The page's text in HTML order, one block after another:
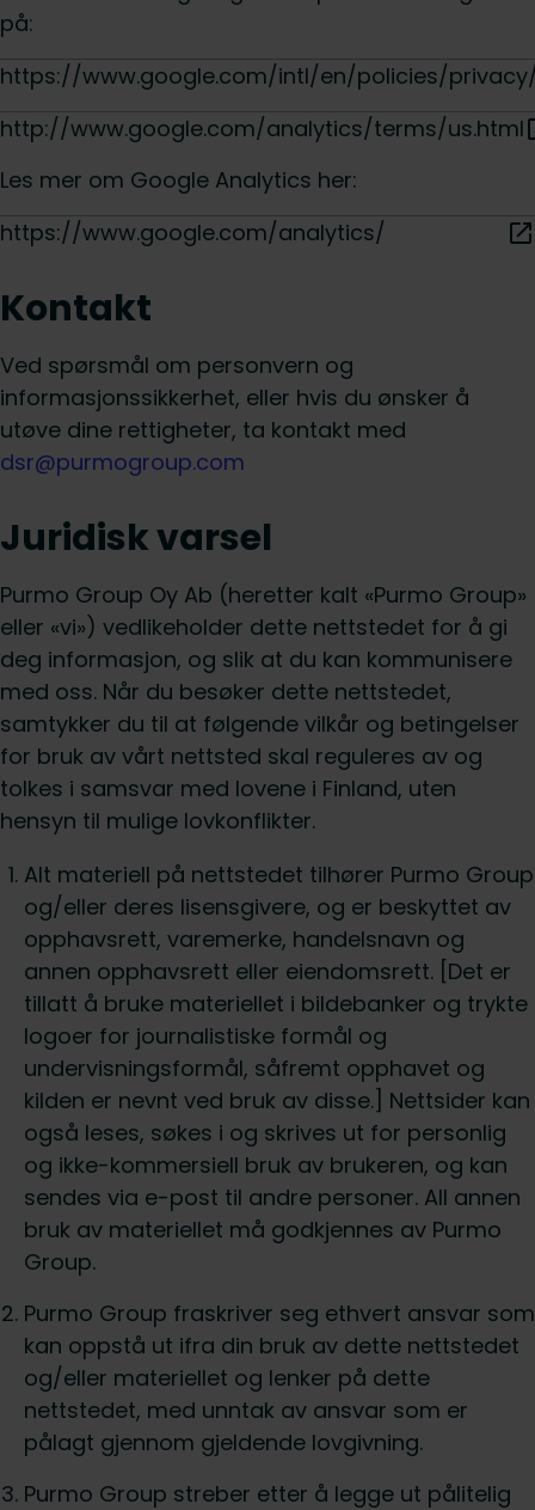
på:
https://www.google.com/intl/en/policies/
http://www.google.com/analytics/terms/us.html
Les mer om Google Analytics her:
https://www.google.com/analytics/
Kontakt
Ved spørsmål om personvern og
informasjonssikkerhet, eller hvis du ønsker å
utøve dine rettigheter, ta kontakt med
dsr@purmogroup.com
Juridisk varsel
Purmo Group Oy Ab (heretter kalt «Purmo Group»
eller «vi») vedlikeholder dette nettstedet for å gi
deg informasjon, og slik at du kan kommunisere
med oss. Når du besøker dette nettstedet,
samtykker du til at følgende vilkår og betingelser
for bruk av vårt nettsted skal reguleres av og
tolkes i samsvar med lovene i Finland, uten
hensyn til mulige lovkonflikter.
Alt materiell på nettstedet tilhører Purmo Group
og/eller deres lisensgivere, og er beskyttet av
opphavsrett, varemerke, handelsnavn og
annen opphavsrett eller eiendomsrett. [Det er
tillatt å bruke materiellet i bildebanker og trykte
logoer for journalistiske formål og
undervisningsformål, såfremt opphavet og
kilden er nevnt ved bruk av disse.] Nettsider kan
også leses, søkes i og skrives ut for personlig
og ikke-kommersiell bruk av brukeren, og kan
sendes via e-post til andre personer. All annen
bruk av materiellet må godkjennes av Purmo
Group.
Purmo Group fraskriver seg ethvert ansvar som
kan oppstå ut ifra din bruk av dette nettstedet
og/eller materiellet og lenker på dette
nettstedet, med unntak av ansvar som er
pålagt gjennom gjeldende lovgivning.
Purmo Group streber etter å legge ut pålitelig